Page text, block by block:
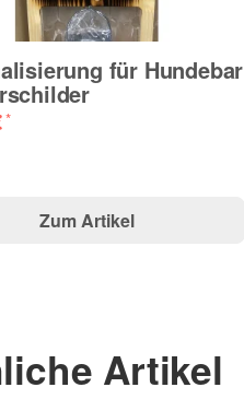
für Hundebar
*
Zum Artikel
Artikel